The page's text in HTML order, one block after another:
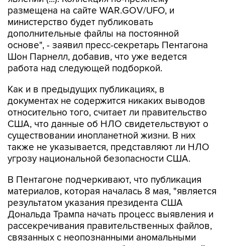
дополнительные файлы на постоянной
основе", - заявил пресс-секретарь Пентагона
Шон Парнелл, добавив, что уже ведется
работа над следующей подборкой.
Как и в предыдущих публикациях, в
относительно того, считает ли правительство
США, что данные об НЛО свидетельствуют о
существовании инопланетной жизни. В них
также не указывается, представляют ли НЛО
угрозу национальной безопасности США.
В Пентагоне подчеркивают, что публикация
результатом указания президента США
Дональда Трампа начать процесс выявления и
рассекречивания правительственных файлов,
связанных с неопознанными аномальными
явлениями, в интересах обеспечения полной
прозрачности".